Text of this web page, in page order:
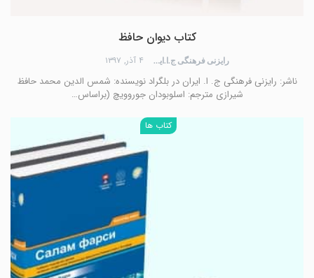
کتاب دیوان حافظ
رایزنی فرهنگی ج.ا.ایران ۴ آذر, ۱۳۹۷
ناشر: رایزنی فرهنگی ج. ا. ایران در بلگراد نويسنده: شمس الدین محمد حافظ
شیرازی مترجم: اسلوبودان جوروویچ (براساس…
کتاب ها